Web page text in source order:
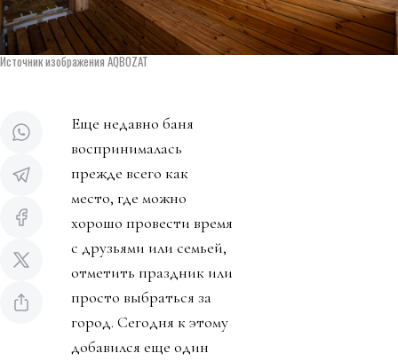
Источник изображения AQBOZAT
Еще недавно баня
воспринималась
прежде всего как
место, где можно
хорошо провести время
с друзьями или семьей,
отметить праздник или
просто выбраться за
город. Сегодня к этому
добавился еще один